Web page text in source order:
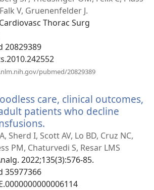
V, Gruenenfelder J.
Thorac Surg
20829389
pubmed/20829389
вікні)
care, clinical outcomes,
patients who decline
у
новому
вікні)
Sherd I, Scott AV, Lo BD, Cruz NC,
PM, Chaturvedi S, Resar LMS
2022;135(3):576-85.
35977366